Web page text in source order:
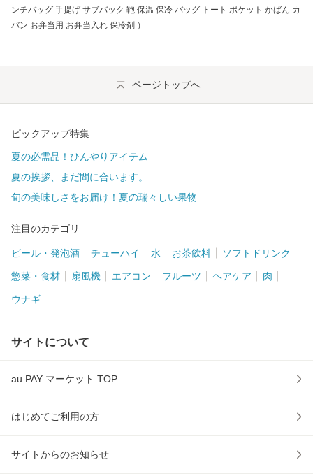
ンチバッグ 手提げ サブバック 鞄 保温 保冷 バッグ トート ポケット かばん カ
バン お弁当用 お弁当入れ 保冷剤 ）
ページトップへ
ピックアップ特集
夏の必需品！ひんやりアイテム
夏の挨拶、まだ間に合います。
旬の美味しさをお届け！夏の瑞々しい果物
注目のカテゴリ
ビール・発泡酒 チューハイ 水 お茶飲料 ソフトドリンク
惣菜・食材 扇風機 エアコン フルーツ ヘアケア 肉
ウナギ
サイトについて
au PAY マーケット TOP
はじめてご利用の方
サイトからのお知らせ